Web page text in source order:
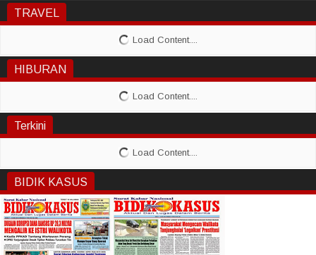
TRAVEL
HIBURAN
Terkini
BIDIK KASUS